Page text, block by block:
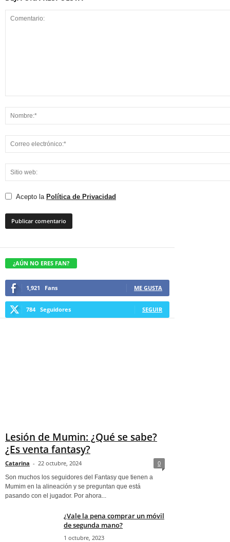
Acepto la Política de Privacidad
¿AÚN NO ERES FAN?
1,921 Fans ME GUSTA
784 Seguidores SEGUIR
Lesión de Mumin: ¿Qué se sabe?
¿Es venta fantasy?
Catarina - 22 octubre, 2024 0
Son muchos los seguidores del Fantasy que tienen a
Mumim en la alineación y se preguntan que está
pasando con el jugador. Por ahora...
¿Vale la pena comprar un móvil
de segunda mano?
1 octubre, 2023